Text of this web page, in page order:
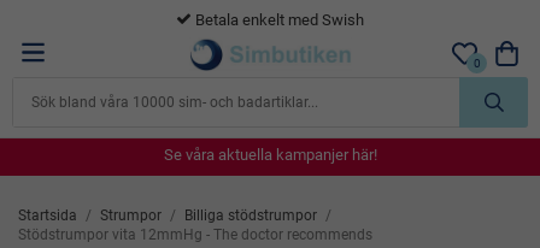
365 dagars öppet köp
0
Se våra aktuella kampanjer här!
Se våra aktuella kampanjer här!
Se våra aktuella kampanjer här!
Se våra aktuella kampanjer här!
Startsida / Strumpor / Billiga stödstrumpor /
Stödstrumpor vita 12mmHg - The doctor recommends